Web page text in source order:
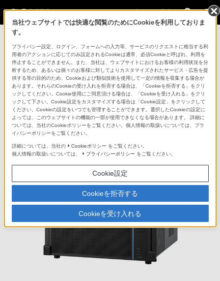
法人のお客様
2022年9月9日
新商品
スタッカブル構造のライブプロダクションスイッ
チャー『MLS-X1』発売
ユニットを積み重ねることで、大規模システムや
複数システムに柔軟に対応
当社ウェブサイトでは快適な閲覧のためにCookieを利用しておりま
す。
プライバシー設定、ログイン、フォームへの入力等、サービスのリクエストに相当する利
用者のアクションに応じてのみ設定されるCookieは通常、必須Cookieと呼ばれ、利用を
停止することができません。また、当社は、ウェブサイトにおけるお客様の利用状況を分
析するため、あるいは個々のお客様に対してよりカスタマイズされたサービス・広告を提
供する等の目的のため、Cookieおよび類似技術を使用して一定の情報を収集する場合が
あります。それらのCookieの受け入れを拒否する場合は、「Cookieを拒否する」をクリ
ックしてください。Cookie使用にご同意頂ける場合は、「Cookieを受け入れる」をクリ
ックして下さい。Cookie設定をカスタマイズする場合は「Cookie設定」をクリックして
ください。Cookieの設定をいつでも管理することができます。選択したCookieの設定に
よっては、このウェブサイトの機能の一部が使用できなくなる場合があります。 詳細に
ついては、当社のCookieポリシーをご覧ください。個人情報の取扱いについては、プラ
イバシーポリシーをご覧ください。
詳細については、当社の Cookieポリシー をご覧ください。
個人情報の取扱いについては、
プライバシーポリシー をご覧ください。
Cookie設定
Cookieを拒否する
Cookieを受け入れる